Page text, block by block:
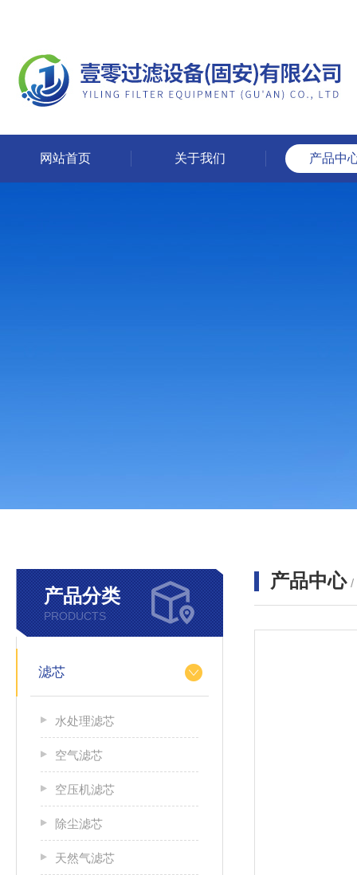
网站首页 关于我们 产品中
产品分类
PRODUCTS
滤芯
水处理滤芯
空气滤芯
空压机滤芯
除尘滤芯
天然气滤芯
产品中心 /